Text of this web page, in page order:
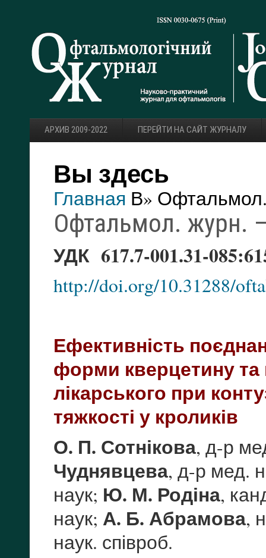
АРХИВ 2009-2022 ПЕРЕЙТИ НА САЙТ ЖУРНАЛУ
Вы здесь
Главная В»
Офтальмол. журн.
УДК 617.7-001.31-
http://doi.org/10.31288/
Ефективність
форми кверцетину та
лікарського при
тяжкості у кроликів
О. П. Сотнікова, д-р
Чуднявцева, д-р мед.
наук; Ю. М. Родіна,
наук; А. Б. Абрамова,
наук. співроб.